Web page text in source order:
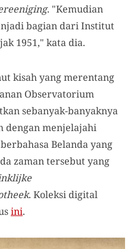
. "Kemudian
bagian dari Institut
1951," kata dia.
kisah yang merentang
Observatorium
sebanyak-banyaknya
dengan menjelajahi
Belanda yang
zaman tersebut yang
. Koleksi digital
ini.